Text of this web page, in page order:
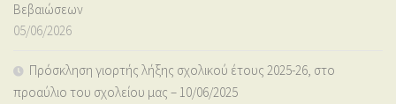
Βεβαιώσεων
05/06/2026
Πρόσκληση γιορτής λήξης σχολικού έτους 2025-26, στο
προαύλιο του σχολείου μας – 10/06/2025